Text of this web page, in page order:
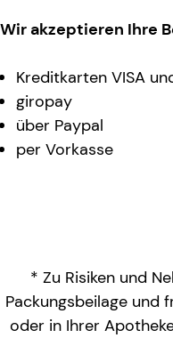
Wir akzeptieren Ihre
Kreditkarten VISA
giropay
über Paypal
per Vorkasse
* Zu Risiken und
Packungsbeilage und
oder in Ihrer